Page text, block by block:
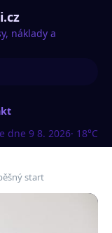
náklady a
dne 9 8. 2026· 18°C
start